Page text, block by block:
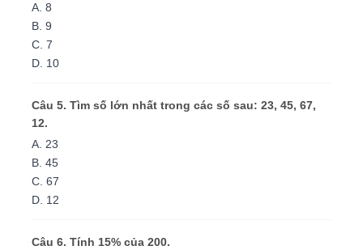
A. 8
B. 9
C. 7
D. 10
Câu 5. Tìm số lớn nhất trong các số sau: 23, 45, 67,
12.
A. 23
B. 45
C. 67
D. 12
Câu 6. Tính 15% của 200.